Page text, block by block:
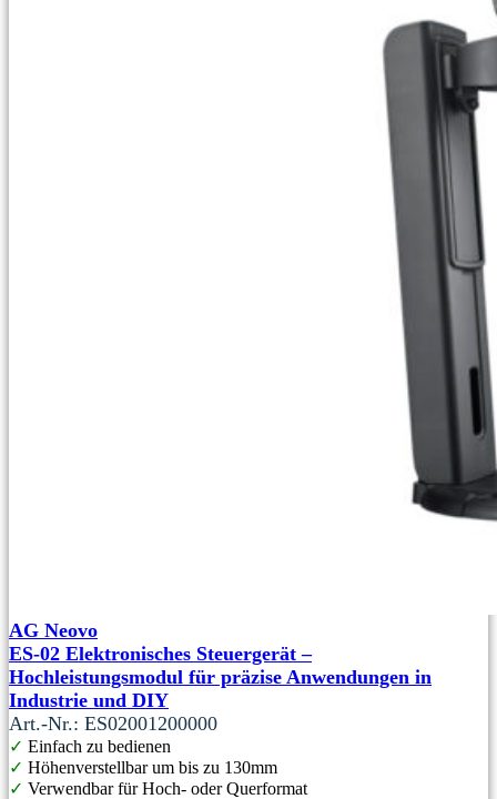
AG Neovo
ES-02 Elektronisches Steuergerät –
Hochleistungsmodul für präzise Anwendungen in
Industrie und DIY
Art.-Nr.: ES02001200000
✓ Einfach zu bedienen
✓ Höhenverstellbar um bis zu 130mm
✓ Verwendbar für Hoch- oder Querformat